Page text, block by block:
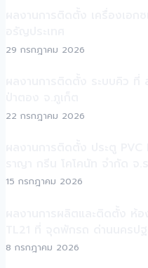
29 กรกฎาคม 2026
22 กรกฎาคม 2026
15 กรกฎาคม 2026
8 กรกฎาคม 2026